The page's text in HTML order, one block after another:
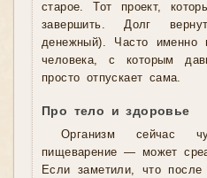
старое. Тот проект,
завершить. Долг
денежный). Часто именно
человека, с которым
просто отпускает сама.
Про тело и здоровье
Организм сейчас
пищеварение — может
Если заметили, что